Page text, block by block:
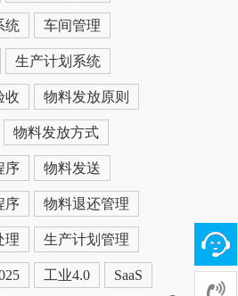
统 车间管理
生产计划系统
收 物料发放原则
物料发放方式
序 物料发送
序 物料退还管理
理 生产计划管理
工业4.0 SaaS